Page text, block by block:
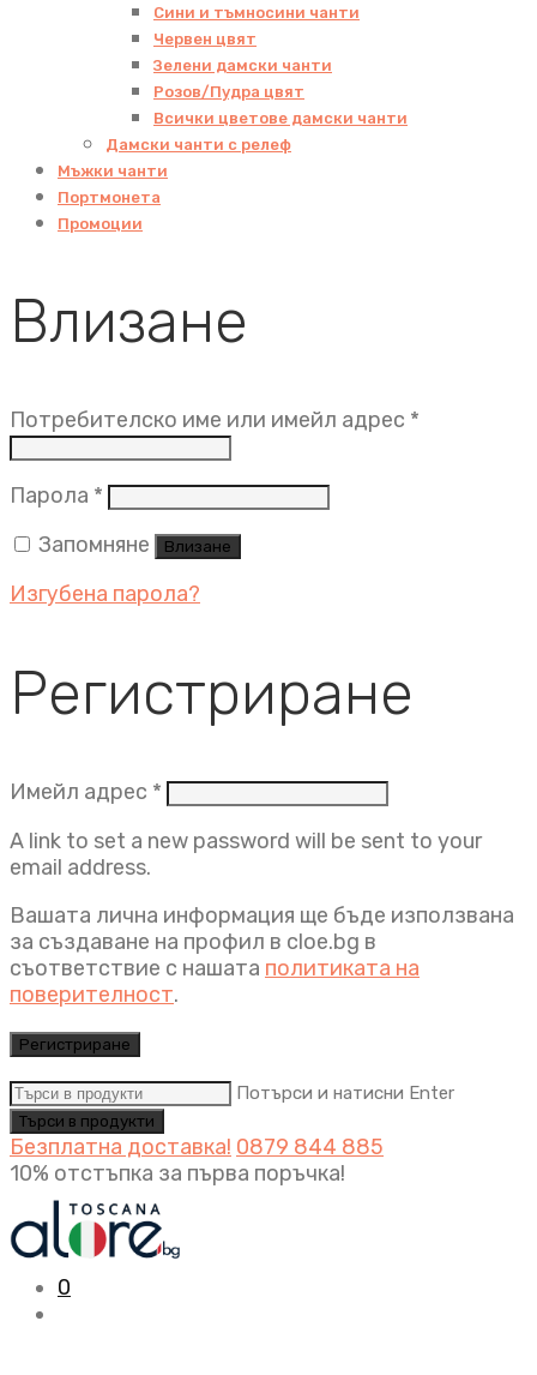
Сини и тъмносини чанти
Червен цвят
Зелени дамски чанти
Розов/Пудра цвят
Всички цветове дамски чанти
Дамски чанти с релеф
Мъжки чанти
Портмонета
Промоции
Влизане
Потребителско име или имейл адрес *
Парола * Задължително
Запомняне
Влизане
Изгубена парола?
Регистриране
Имейл адрес * Задължително
A link to set a new password will be sent to your
email address.
Вашата лична информация ще бъде използвана
за създаване на профил в cloe.bg в
съответствие с нашата политиката на
поверителност.
Регистриране
Потърси и натисни Enter
Безплатна доставка! 0879 844 885
10% отстъпка за първа поръчка!
0